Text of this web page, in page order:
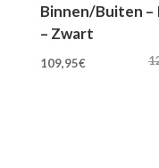
Binnen/Buiten –
– Zwart
109,95€Huidige